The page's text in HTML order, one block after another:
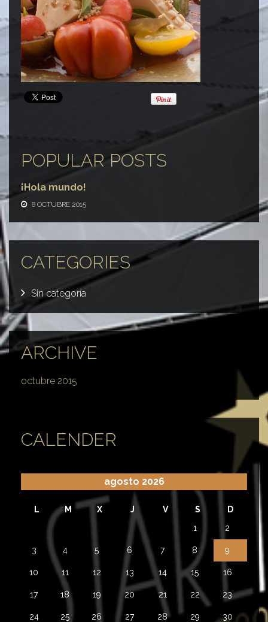
POPULAR POSTS
¡Hola mundo!
8 OCTUBRE 2015
CATEGORIES
Sin categoría
ARCHIVE
octubre 2015
CALENDER
agosto 2026
L M X J V S D
1 2
3 4 5 6 7 8 9
10 11 12 13 14 15 16
17 18 19 20 21 22 23
24 25 26 27 28 29 30